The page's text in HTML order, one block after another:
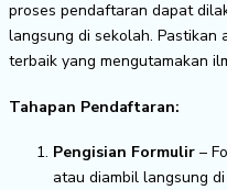
proses pendaftaran dapat
langsung di sekolah. Pastikan
terbaik yang mengutamakan
Tahapan Pendaftaran:
Pengisian Formulir –
atau diambil langsung